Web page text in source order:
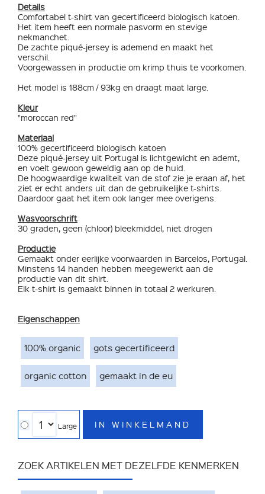
Details
Comfortabel t-shirt van gecertificeerd biologisch katoen.
Het item heeft een normale pasvorm en stevige
nekmanchet.
De zachte piqué-jersey is ademend en maakt het
verschil.
Voorgewassen in productie om krimp thuis te voorkomen.
Het model is 188cm / 93kg en draagt maat large.
Kleur
"moroccan red"
Materiaal
100% gecertificeerd biologisch katoen
Deze piqué-jersey uit Portugal is lichtgewicht en ademt,
en voelt gewoon geweldig aan op de huid.
De hoogwaardige kwaliteit van de stof zie je eraan af, het
ziet er echt anders uit dan de gebruikelijke t-shirts.
Daardoor gaat het item ook langer mee overigens.
Wasvoorschrift
30 graden, geen (chloor) bleekmiddel, niet drogen
Productie
Gemaakt onder eerlijke voorwaarden in Barcelos, Portugal.
Minstens 14 handen hebben meegewerkt aan de
productie van dit shirt.
Elk t-shirt is gemaakt binnen in totaal 2 werkuren.
Eigenschappen
100% organic gots gecertificeerd
organic cotton gemaakt in de eu
Large IN WINKELMAND
ZOEK ARTIKELEN MET DEZELFDE KENMERKEN